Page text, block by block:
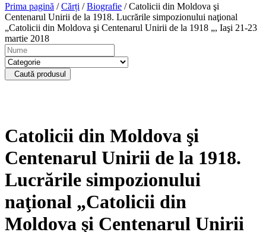
Prima pagină /Cărți /Biografie / Catolicii din Moldova şi
Centenarul Unirii de la 1918. Lucrările simpozionului naţional
„Catolicii din Moldova şi Centenarul Unirii de la 1918 „, Iaşi 21-23
martie 2018
Caută produsul
Catolicii din Moldova şi
Centenarul Unirii de la 1918.
Lucrările simpozionului
naţional „Catolicii din
Moldova şi Centenarul Unirii